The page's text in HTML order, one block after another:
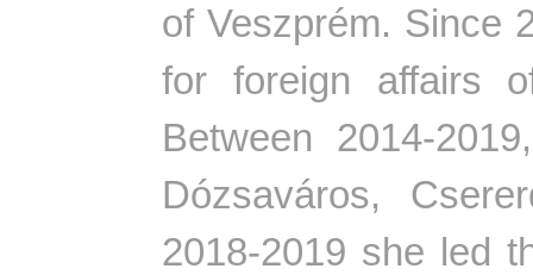
of Veszprém. Since
for foreign affairs
Between 2014-
Dózsaváros,
2018-2019 she led